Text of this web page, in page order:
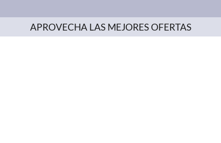
APROVECHA LAS MEJORES OFERTAS